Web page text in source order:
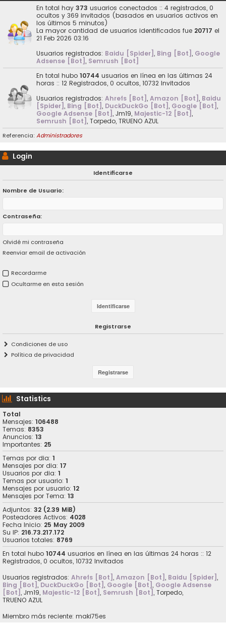
En total hay 373 usuarios conectados :: 4 registrados, 0
ocultos y 369 invitados (basados en usuarios activos en
los últimos 5 minutos)
La mayor cantidad de usuarios identificados fue 20717 el
21 Feb 2026 03:16
Usuarios registrados: Baidu [Spider], Bing [Bot], Google
Adsense [Bot], Semrush [Bot]
En total hubo 10744 usuarios en línea en las últimas 24
horas :: 12 Registrados, 0 ocultos, 10732 Invitados
Usuarios registrados: Ahrefs [Bot], Amazon [Bot], Baidu
[Spider], Bing [Bot], DuckDuckGo [Bot], Google [Bot],
Google Adsense [Bot], Jm19, Majestic-12 [Bot],
Semrush [Bot], Torpedo, TRUENO AZUL
Referencia: Administradores
Login
Identificarse
Nombre de Usuario:
Contraseña:
Olvidé mi contraseña
Reenviar email de activación
Recordarme
Ocultarme en esta sesión
Registrarse
Condiciones de uso
Política de privacidad
Statistics
Total
Mensajes: 106488
Temas: 8353
Anuncios: 13
Importantes: 25
Temas por dia: 1
Mensajes por dia: 17
Usuarios por dia: 1
Temas por usuario: 1
Mensajes por usuario: 12
Mensajes por Tema: 13
Adjuntos: 32 (2.39 MiB)
Posteadores Activos: 4028
Fecha Inicio: 25 May 2009
Su IP: 216.73.217.172
Usuarios totales: 8769
En total hubo 10744 usuarios en línea en las últimas 24 horas :: 12
Registrados, 0 ocultos, 10732 Invitados
Usuarios registrados: Ahrefs [Bot], Amazon [Bot], Baidu [Spider],
Bing [Bot], DuckDuckGo [Bot], Google [Bot], Google Adsense
[Bot], Jm19, Majestic-12 [Bot], Semrush [Bot], Torpedo,
TRUENO AZUL
Miembro más reciente: maki75es